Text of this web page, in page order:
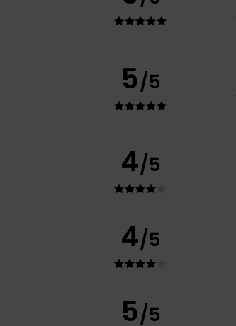
5/5
4/5
4/5
5/5